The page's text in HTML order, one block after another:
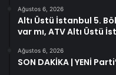
Ağustos 6, 2026
Altı Üstü İstanbul 5.
var mı, ATV Altı Üstü
Ağustos 6, 2026
SON DAKİKA | YENİ